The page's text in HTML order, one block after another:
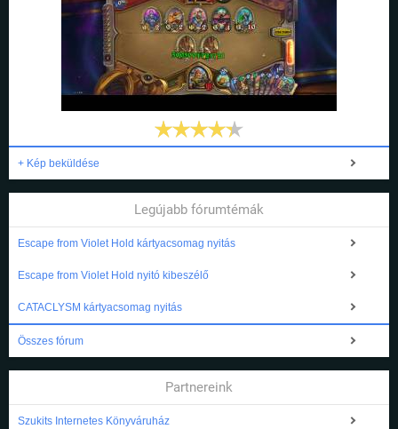
+ Kép beküldése
Legújabb fórumtémák
Escape from Violet Hold kártyacsomag nyitás
Escape from Violet Hold nyitó kibeszélő
CATACLYSM kártyacsomag nyitás
Összes fórum
Partnereink
Szukits Internetes Könyváruház